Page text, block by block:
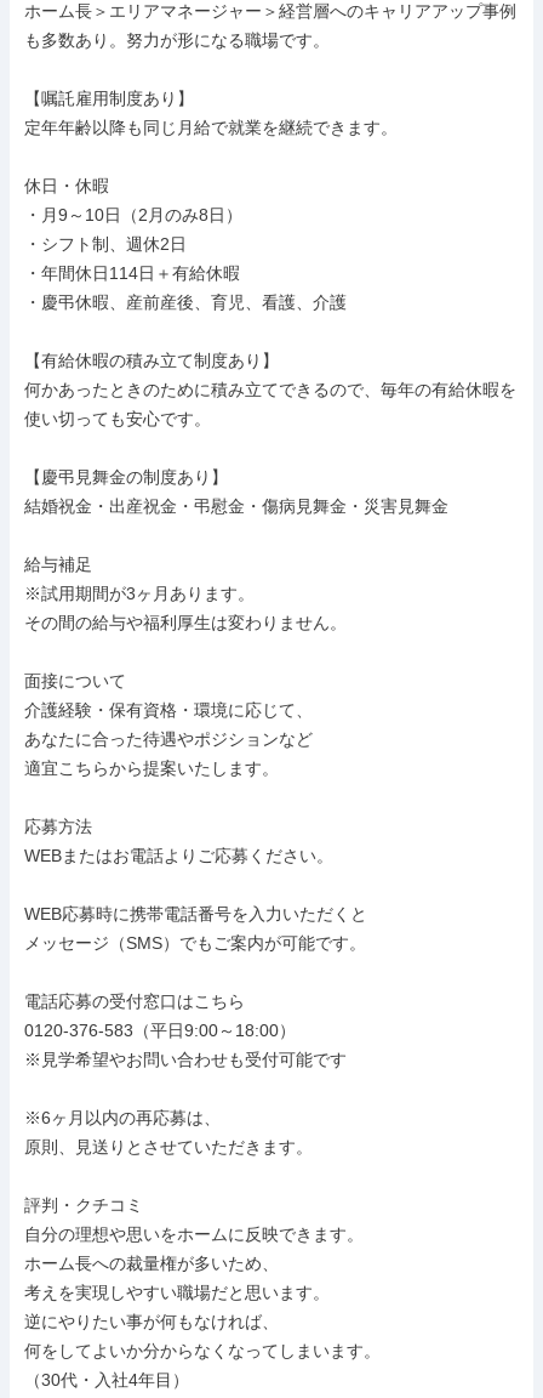
ホーム長＞エリアマネージャー＞経営層へのキャリアアップ事例
も多数あり。努力が形になる職場です。
【嘱託雇用制度あり】
定年年齢以降も同じ月給で就業を継続できます。
休日・休暇
・月9～10日（2月のみ8日）
・シフト制、週休2日
・年間休日114日＋有給休暇
・慶弔休暇、産前産後、育児、看護、介護
【有給休暇の積み立て制度あり】
何かあったときのために積み立てできるので、毎年の有給休暇を
使い切っても安心です。
【慶弔見舞金の制度あり】
結婚祝金・出産祝金・弔慰金・傷病見舞金・災害見舞金
給与補足
※試用期間が3ヶ月あります。
その間の給与や福利厚生は変わりません。
面接について
介護経験・保有資格・環境に応じて、
あなたに合った待遇やポジションなど
適宜こちらから提案いたします。
応募方法
WEBまたはお電話よりご応募ください。
WEB応募時に携帯電話番号を入力いただくと
メッセージ（SMS）でもご案内が可能です。
電話応募の受付窓口はこちら
0120-376-583（平日9:00～18:00）
※見学希望やお問い合わせも受付可能です
※6ヶ月以内の再応募は、
原則、見送りとさせていただきます。
評判・クチコミ
自分の理想や思いをホームに反映できます。
ホーム長への裁量権が多いため、
考えを実現しやすい職場だと思います。
逆にやりたい事が何もなければ、
何をしてよいか分からなくなってしまいます。
（30代・入社4年目）